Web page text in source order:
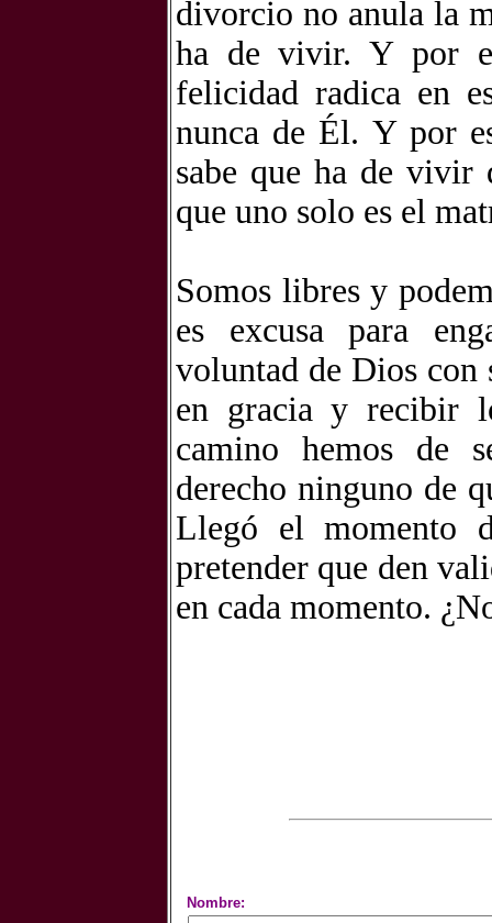
divorcio no anula la
ha de vivir. Y por
felicidad radica en
nunca de Él. Y por
sabe que ha de vivir
que uno solo es el
Somos libres y
es excusa para
voluntad de Dios con
en gracia y recibir
camino hemos de
derecho ninguno de
Llegó el momento
pretender que den
en cada momento.
Nombre: